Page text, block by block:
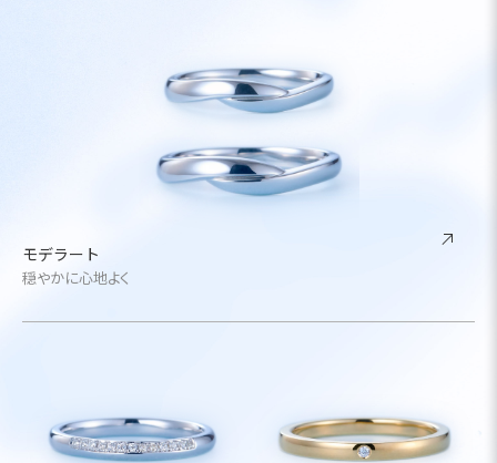
モデラート
穏やかに心地よく